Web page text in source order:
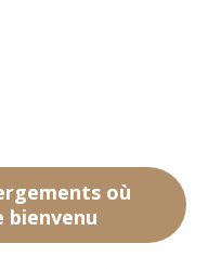
où
bienvenu